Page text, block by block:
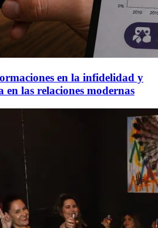
en la infidelidad y
en las relaciones modernas